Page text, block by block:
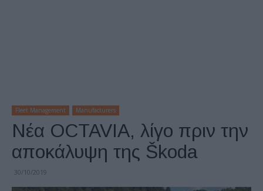
Fleet Management Manufacturers
Νέα OCTAVIA, λίγο πριν την
αποκάλυψη της Škoda
30/10/2019